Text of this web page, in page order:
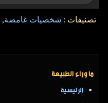
تصنيفات : شخصيات غامضة,
ما وراء الطبيعة
الرئيسية